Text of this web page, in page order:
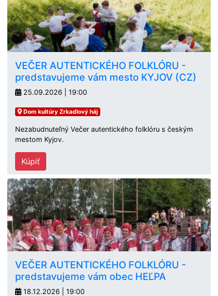
VEČER AUTENTICKÉHO FOLKLÓRU -
predstavujeme vám mesto KYJOV (CZ)
25.09.2026 | 19:00
Dom kultúry Zrkadlový háj
Nezabudnuteľný Večer autentického folklóru s českým
mestom Kyjov.
Kúpiť
VEČER AUTENTICKÉHO FOLKLÓRU -
predstavujeme vám obec HEĽPA
18.12.2026 | 19:00